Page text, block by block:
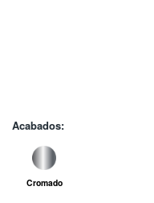
Acabados:
Cromado